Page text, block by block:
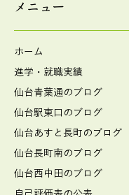
メニュー
ホーム
進学・就職実績
仙台青葉通のブログ
仙台駅東口のブログ
仙台あすと長町のブログ
仙台長町南のブログ
仙台西中田のブログ